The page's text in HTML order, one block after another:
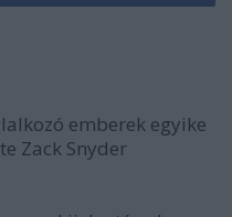
emberek egyike
Zack Snyder